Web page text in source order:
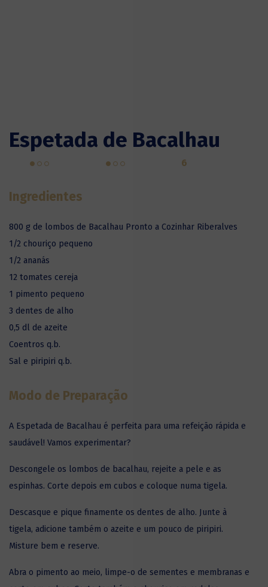
Espetada de Bacalhau
6
Ingredientes
800 g de lombos de Bacalhau Pronto a Cozinhar Riberalves
1/2 chouriço pequeno
1/2 ananás
12 tomates cereja
1 pimento pequeno
3 dentes de alho
0,5 dl de azeite
Coentros q.b.
Sal e piripiri q.b.
Modo de Preparação
A Espetada de Bacalhau é perfeita para uma refeição rápida e
saudável! Vamos experimentar?
Descongele os lombos de bacalhau, rejeite a pele e as
espinhas. Corte depois em cubos e coloque numa tigela.
Descasque e pique finamente os dentes de alho. Junte à
tigela, adicione também o azeite e um pouco de piripiri.
Misture bem e reserve.
Abra o pimento ao meio, limpe-o de sementes e membranas e